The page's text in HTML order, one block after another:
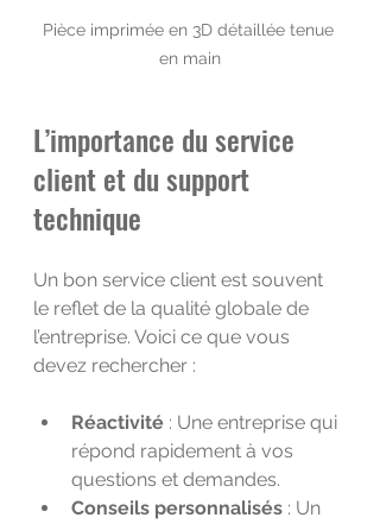
Pièce imprimée en 3D détaillée tenue
en main
L’importance du service
client et du support
technique
Un bon service client est souvent
le reflet de la qualité globale de
l’entreprise. Voici ce que vous
devez rechercher :
Réactivité : Une entreprise qui
répond rapidement à vos
questions et demandes.
Conseils personnalisés : Un